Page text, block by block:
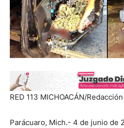
RED 113 MICHOACÁN/Redacción
Parácuaro, Mich.- 4 de junio de